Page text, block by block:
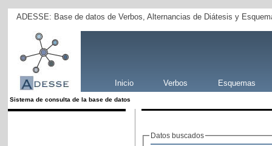
ADESSE: Base de datos de Verbos, Alternancias de Diátesis y
Inicio Verbos Esquemas
Sistema de consulta de la base de datos
Datos buscados